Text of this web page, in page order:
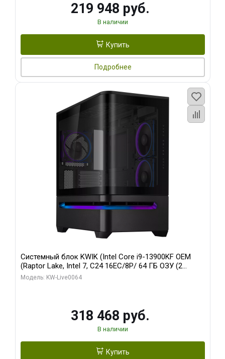
219 948 руб.
В наличии
Купить
Подробнее
Системный блок KWIK (Intel Core i9-13900KF OEM
(Raptor Lake, Intel 7, C24 16EC/8P/ 64 ГБ ОЗУ (2
модуля)/ ASUS RTX5080 PROART OC 16GB GDDR7
Модель: KW-Live0064
318 468 руб.
В наличии
Купить